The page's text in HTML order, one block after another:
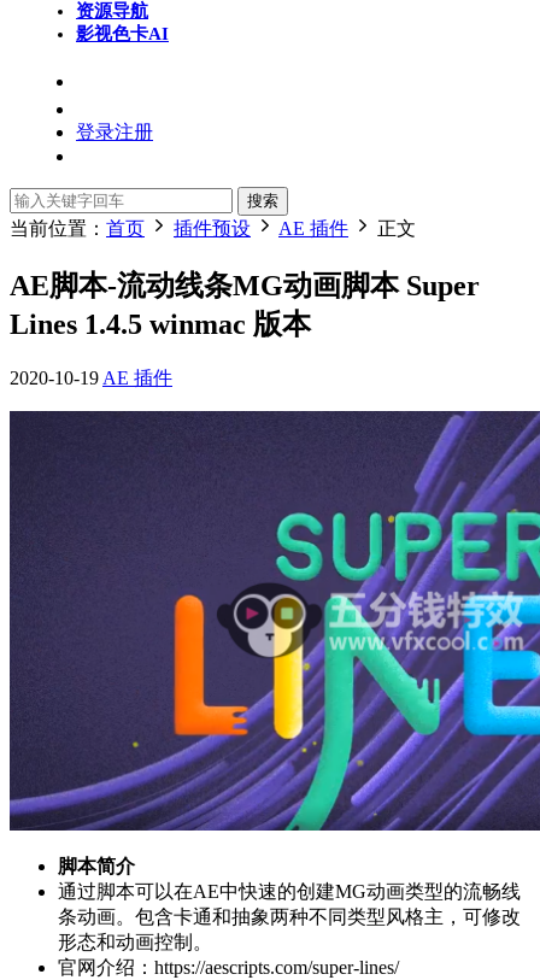
资源导航
影视色卡AI
登录注册
搜索
当前位置： 首页 插件预设 AE 插件 正文
AE脚本-流动线条MG动画脚本 Super
Lines 1.4.5 winmac 版本
2020-10-19AE 插件
脚本简介
通过脚本可以在AE中快速的创建MG动画类型的流畅线
条动画。包含卡通和抽象两种不同类型风格主，可修改
形态和动画控制。
官网介绍：https://aescripts.com/super-lines/